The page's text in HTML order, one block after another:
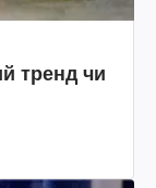
тренд чи